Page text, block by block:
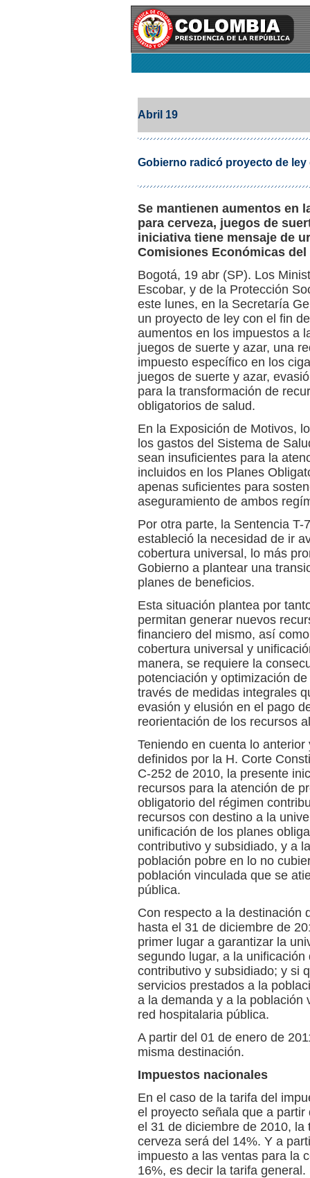
Abril 19
Gobierno radicó proyecto de
Se mantienen aumentos en
para cerveza, juegos de
iniciativa tiene mensaje de
Comisiones Económicas del
Bogotá, 19 abr (SP). Los
Escobar, y de la Protección
este lunes, en la Secretaría
un proyecto de ley con el fin
aumentos en los impuestos a
juegos de suerte y azar, una
impuesto específico en los
juegos de suerte y azar,
para la transformación de
obligatorios de salud.
En la Exposición de Motivos,
los gastos del Sistema de
sean insuficientes para la
incluidos en los Planes
apenas suficientes para
aseguramiento de ambos
Por otra parte, la Sentencia
estableció la necesidad de ir
cobertura universal, lo más
Gobierno a plantear una
planes de beneficios.
Esta situación plantea por
permitan generar nuevos
financiero del mismo, así
cobertura universal y
manera, se requiere la
potenciación y optimización
través de medidas integrales
evasión y elusión en el pago
reorientación de los recursos
Teniendo en cuenta lo
definidos por la H. Corte
C-252 de 2010, la presente
recursos para la atención de
obligatorio del régimen
recursos con destino a la
unificación de los planes
contributivo y subsidiado, y a
población pobre en lo no
población vinculada que se
pública.
Con respecto a la destinación
hasta el 31 de diciembre de
primer lugar a garantizar la
segundo lugar, a la
contributivo y subsidiado; y si
servicios prestados a la
a la demanda y a la población
red hospitalaria pública.
A partir del 01 de enero de
misma destinación.
Impuestos nacionales
En el caso de la tarifa del
el proyecto señala que a
el 31 de diciembre de 2010,
cerveza será del 14%. Y a
impuesto a las ventas para la
16%, es decir la tarifa general.